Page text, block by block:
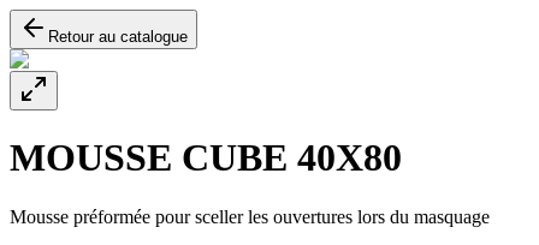
Retour au catalogue
MOUSSE CUBE 40X80
Mousse préformée pour sceller les ouvertures lors du masquage